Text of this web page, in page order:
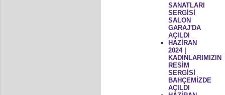
SANATLARI
SERGİSİ
SALON
GARAJ'DA
AÇILDI
HAZİRAN
2024 |
KADINLARIMIZIN
RESİM
SERGİSİ
BAHÇEMİZDE
AÇILDI